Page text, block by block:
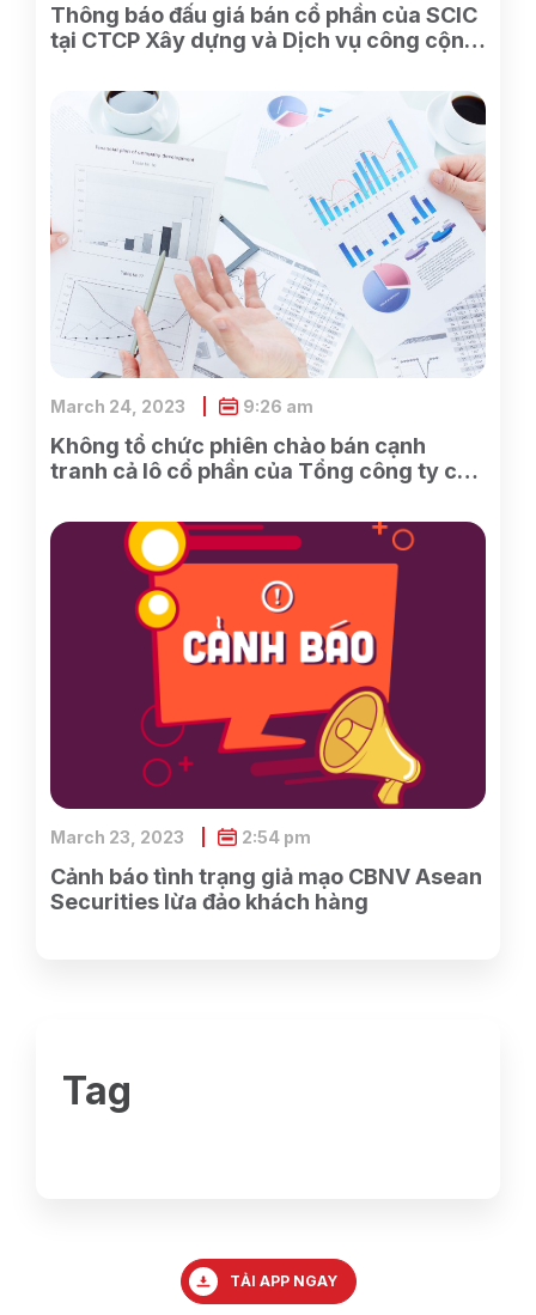
Thông báo đấu giá bán cổ phần của SCIC
tại CTCP Xây dựng và Dịch vụ công cộng
Không tổ chức phiên chào bán cạnh
tranh cả lô cổ phần của Tổng công ty cổ
SCIC sở hữu
March 24, 2023 9:26 am
Cảnh báo tình trạng giả mạo CBNV Asean
Securities lừa đảo khách hàng
March 23, 2023 2:54 pm
Tag
TẢI APP NGAY